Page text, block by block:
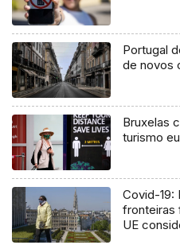
Portugal
de novos
Bruxelas
turismo
Covid-19:
fronteiras
UE